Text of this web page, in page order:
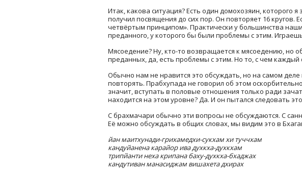
Итак, какова ситуация? Есть один домохозяин, которого
получил посвящения до сих пор. Он повторяет 16 кругов.
четвёртым принципом». Практически у большинства
преданного, у которого бы были проблемы с этим.
Мясоедение? Ну, кто-то возвращается к мясоедению, но
преданных, да, есть проблемы с этим. Но то, с чем каждый
Обычно нам не нравится это обсуждать, но на самом
повторять. Прабхупада не говорил об этом
значит, вступать в половые отношения только ради
находится на этом уровне? Да. И он пытался следовать
С брахмачари обычно эти вопросы не обсуждаются. С
Её можно обсуждать в общих словах, мы видим это в
йан маитхунади-грихамедхи-сукхам хи туччхам
кандуйанена карайор ива духкха-духкхам
трипйанти неха крипана баху-духкха-бхаджах
кандутиван манасиджам вишахета дхирах